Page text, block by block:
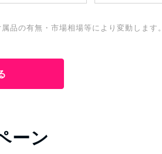
品の有無・市場相場等により変動します。
ーン